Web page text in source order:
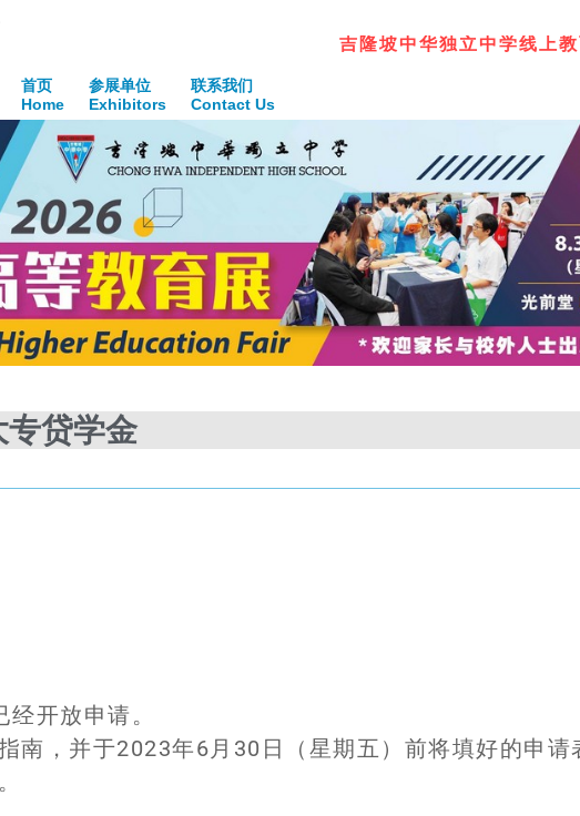
吉 隆坡中华独立中学线上教
首页
Home
参展单位
Exhibitors
联系我们
Contact Us
贷学金
开放申请。
南，并于2023年6月30日（星期五）前将填好的申请